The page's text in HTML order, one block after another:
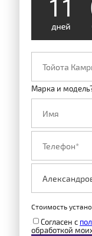
1 1
Марка и
Стоимость
Согласен с
обработкой